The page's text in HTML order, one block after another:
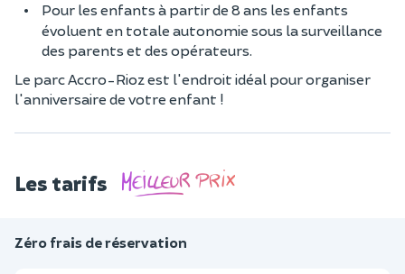
Pour les enfants à partir de 8 ans les enfants
évoluent en totale autonomie sous la surveillance
des parents et des opérateurs.
Le parc Accro-Rioz est l'endroit idéal pour organiser
l'anniversaire de votre enfant !
Les tarifs
Zéro frais de réservation